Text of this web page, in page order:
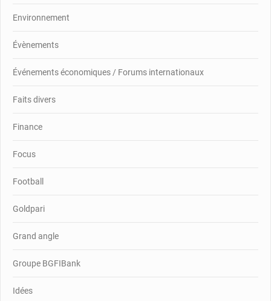
Environnement
Évènements
Événements économiques / Forums internationaux
Faits divers
Finance
Focus
Football
Goldpari
Grand angle
Groupe BGFIBank
Idées